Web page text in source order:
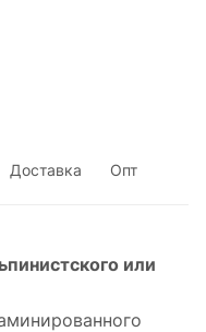
Доставка Опт
или